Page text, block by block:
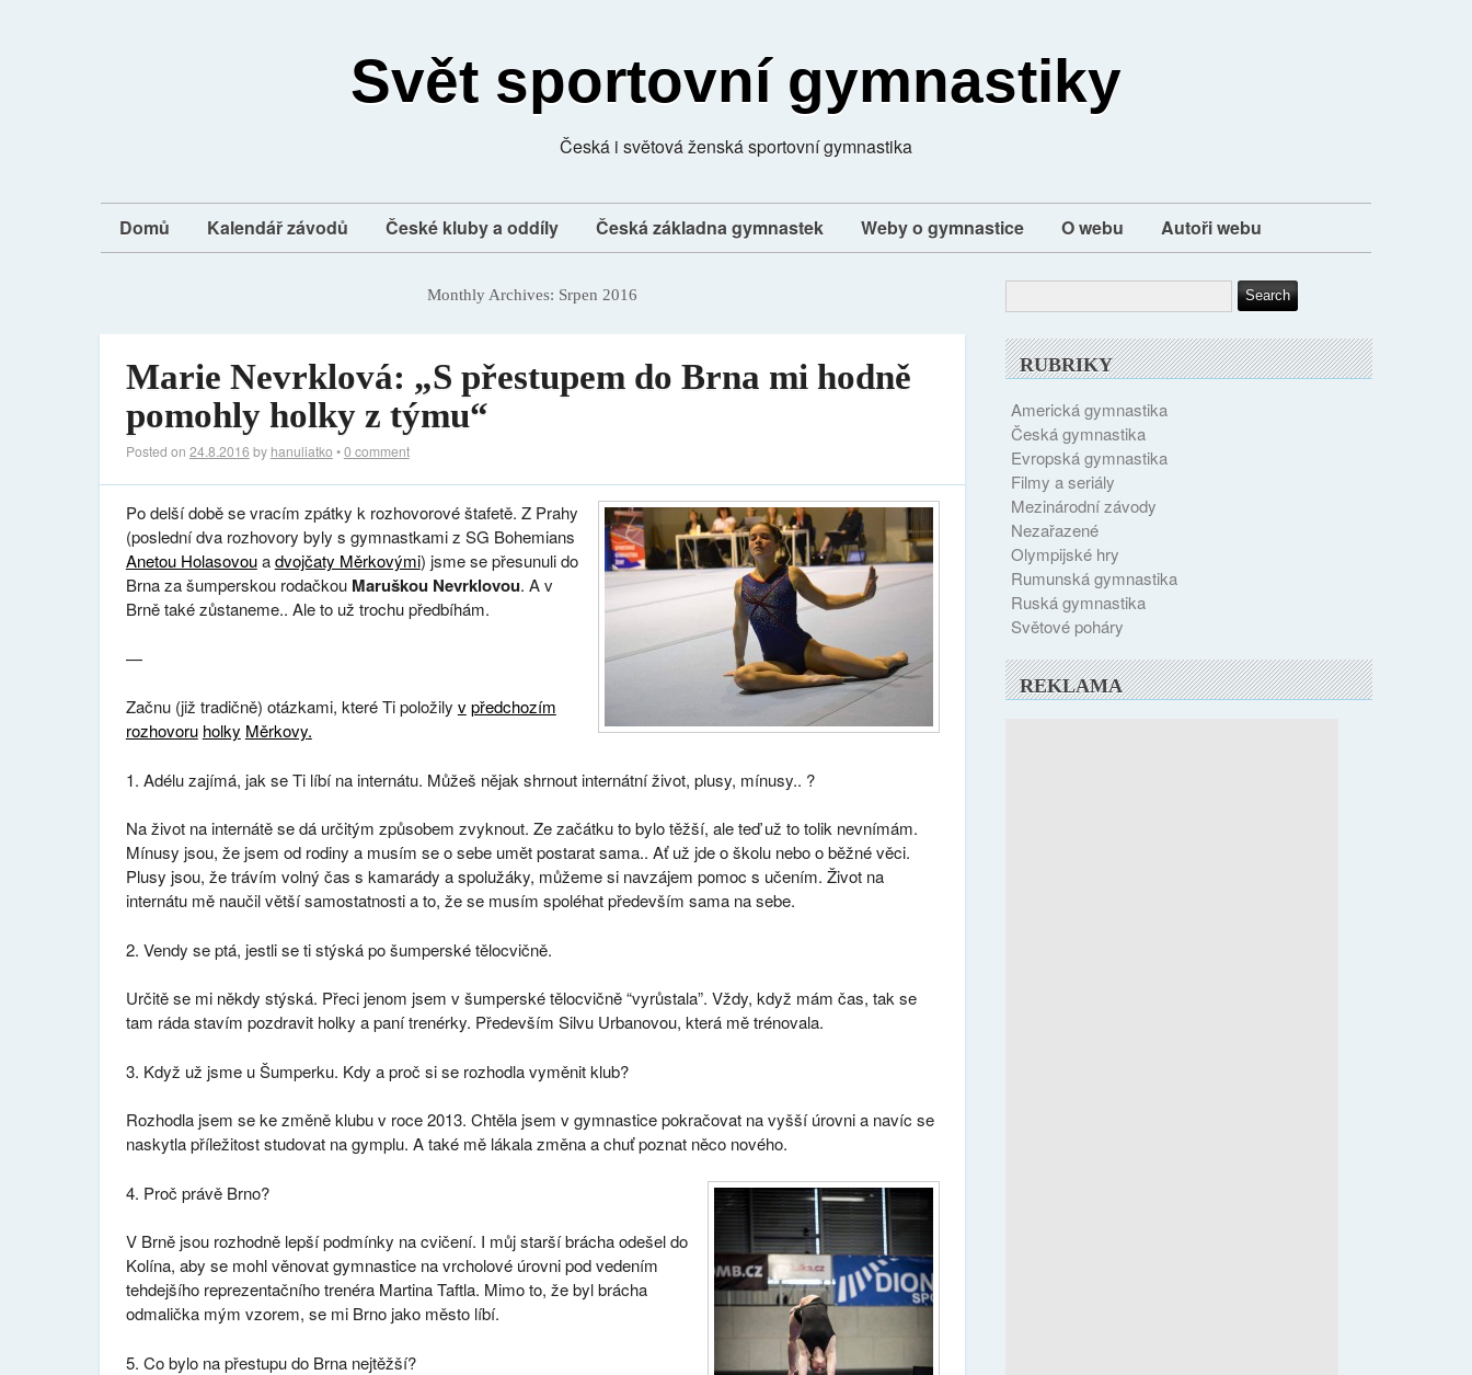
Svět sportovní gymnastiky
Česká i světová ženská sportovní gymnastika
Domů Kalendář závodů České kluby a oddíly Česká základna gymnastek Weby o gymnastice O webu Autoři webu
Monthly Archives: Srpen 2016
Marie Nevrklová: „S přestupem do Brna mi hodně
pomohly holky z týmu“
Posted on 24.8.2016 by hanuliatko •0 comment
Po delší době se vracím zpátky k rozhovorové štafetě. Z Prahy
(poslední dva rozhovory byly s gymnastkami z SG Bohemians
Anetou Holasovouadvojčaty Měrkovými) jsme se přesunuli do
Brna za šumperskou rodačkou Maruškou Nevrklovou. A v
Brně také zůstaneme.. Ale to už trochu předbíhám.
—
Začnu (již tradičně) otázkami, které Ti položily vpředchozím
rozhovoru holky Měrkovy.
1. Adélu zajímá, jak se Ti líbí na internátu. Můžeš nějak shrnout internátní život, plusy, mínusy.. ?
Na život na internátě se dá určitým způsobem zvyknout. Ze začátku to bylo těžší, ale teď už to tolik nevnímám.
Mínusy jsou, že jsem od rodiny a musím se o sebe umět postarat sama.. Ať už jde o školu nebo o běžné věci.
Plusy jsou, že trávím volný čas s kamarády a spolužáky, můžeme si navzájem pomoc s učením. Život na
internátu mě naučil větší samostatnosti a to, že se musím spoléhat především sama na sebe.
2. Vendy se ptá, jestli se ti stýská po šumperské tělocvičně.
Určitě se mi někdy stýská. Přeci jenom jsem v šumperské tělocvičně “vyrůstala”. Vždy, když mám čas, tak se
tam ráda stavím pozdravit holky a paní trenérky. Především Silvu Urbanovou, která mě trénovala.
3. Když už jsme u Šumperku. Kdy a proč si se rozhodla vyměnit klub?
Rozhodla jsem se ke změně klubu v roce 2013. Chtěla jsem v gymnastice pokračovat na vyšší úrovni a navíc se
naskytla příležitost studovat na gymplu. A také mě lákala změna a chuť poznat něco nového.
4. Proč právě Brno?
V Brně jsou rozhodně lepší podmínky na cvičení. I můj starší brácha odešel do
Kolína, aby se mohl věnovat gymnastice na vrcholové úrovni pod vedením
tehdejšího reprezentačního trenéra Martina Taftla. Mimo to, že byl brácha
odmalička mým vzorem, se mi Brno jako město líbí.
5. Co bylo na přestupu do Brna nejtěžší?
RUBRIKY
Americká gymnastika
Česká gymnastika
Evropská gymnastika
Filmy a seriály
Mezinárodní závody
Nezařazené
Olympijské hry
Rumunská gymnastika
Ruská gymnastika
Světové poháry
REKLAMA